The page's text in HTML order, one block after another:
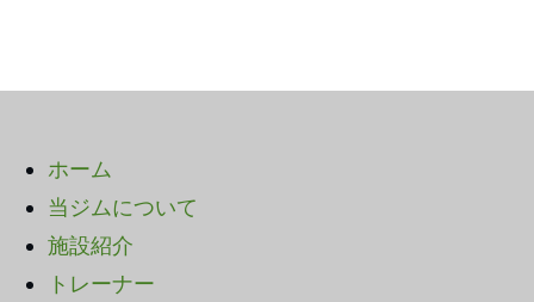
ホーム
当ジムについて
施設紹介
トレーナー